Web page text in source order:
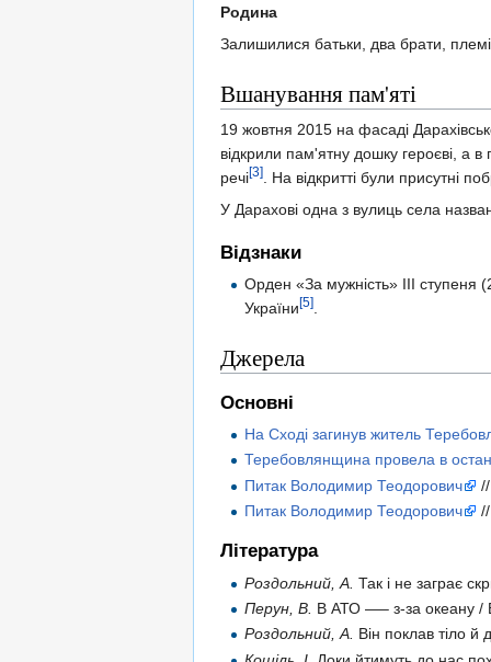
Родина
Залишилися батьки, два брати,
Вшанування пам'яті
19 жовтня 2015 на фасаді
відкрили пам'ятну дошку героєві, а
речі[3]. На відкритті були присутні
У Дарахові одна з вулиць села
Відзнаки
Орден «За мужність» ІІІ ступеня
України[5]
Джерела
Основні
На Сході загинув житель
Теребовлянщина провела в
Питак Володимир Теодорович
Питак Володимир Теодорович
Література
Роздольний, А. Так і не заграє
Перун, В. В АТО —– з-за океану /
Роздольний, А. Він поклав тіло